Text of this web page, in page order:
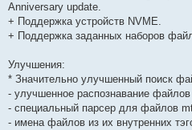
Anniversary update.
+ Поддержка устройств NVME.
+ Поддержка заданных наборов
Улучшения:
* Значительно улучшенный поиск
- улучшенное распознавание
- специальный парсер для файлов
- имена файлов из их внутренних